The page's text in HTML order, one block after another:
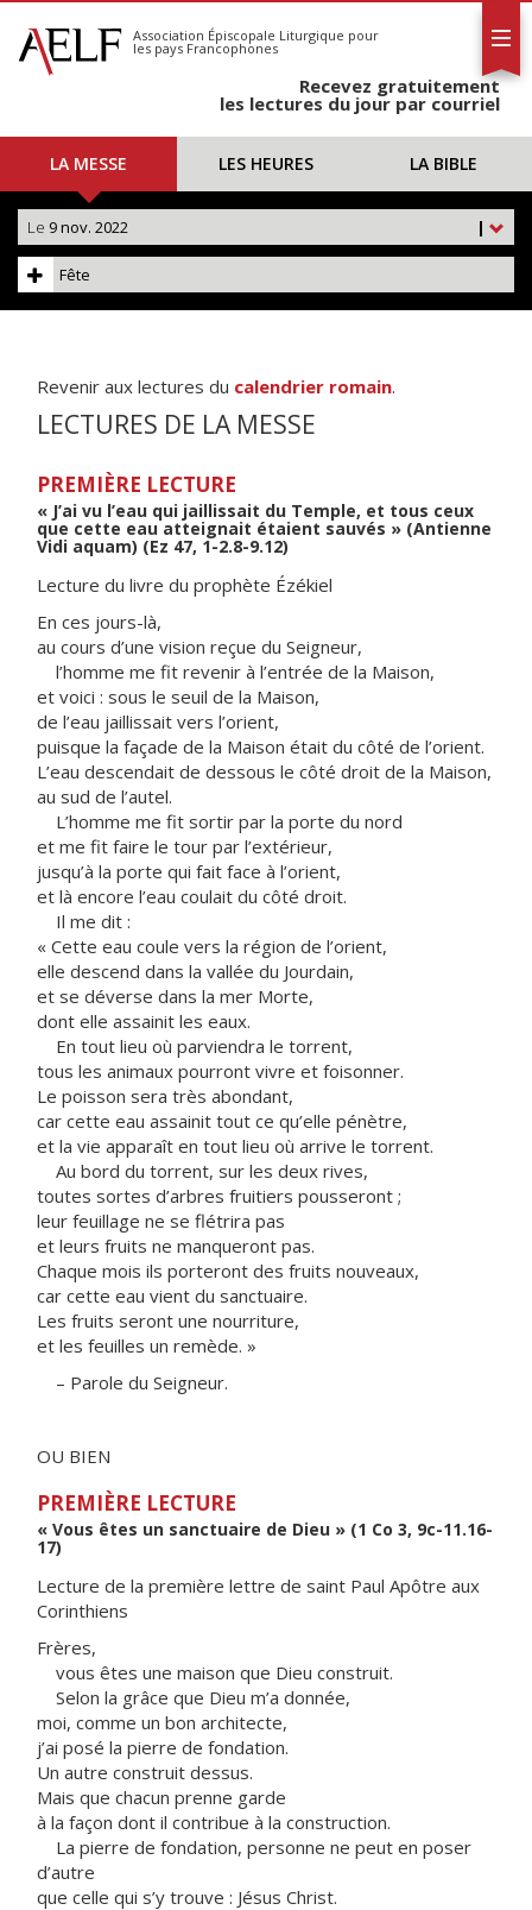
S'abonner
Calendrier
Association Épiscopale Liturgique pour
les pays Francophones
Recevez gratuitement
les lectures du jour par courriel
LA MESSE LES HEURES LA BIBLE
|
Le 9 nov. 2022
Fête
Revenir aux lectures du calendrier romain.
LECTURES DE LA MESSE
PREMIÈRE LECTURE
« J’ai vu l’eau qui jaillissait du Temple, et tous ceux
que cette eau atteignait étaient sauvés » (Antienne
Vidi aquam) (Ez 47, 1-2.8-9.12)
Lecture du livre du prophète Ézékiel
En ces jours-là,
au cours d’une vision reçue du Seigneur,
l’homme me fit revenir à l’entrée de la Maison,
et voici : sous le seuil de la Maison,
de l’eau jaillissait vers l’orient,
puisque la façade de la Maison était du côté de l’orient.
L’eau descendait de dessous le côté droit de la Maison,
au sud de l’autel.
L’homme me fit sortir par la porte du nord
et me fit faire le tour par l’extérieur,
jusqu’à la porte qui fait face à l’orient,
et là encore l’eau coulait du côté droit.
Il me dit :
« Cette eau coule vers la région de l’orient,
elle descend dans la vallée du Jourdain,
et se déverse dans la mer Morte,
dont elle assainit les eaux.
En tout lieu où parviendra le torrent,
tous les animaux pourront vivre et foisonner.
Le poisson sera très abondant,
car cette eau assainit tout ce qu’elle pénètre,
et la vie apparaît en tout lieu où arrive le torrent.
Au bord du torrent, sur les deux rives,
toutes sortes d’arbres fruitiers pousseront ;
leur feuillage ne se flétrira pas
et leurs fruits ne manqueront pas.
Chaque mois ils porteront des fruits nouveaux,
car cette eau vient du sanctuaire.
Les fruits seront une nourriture,
et les feuilles un remède. »
– Parole du Seigneur.
OU BIEN
PREMIÈRE LECTURE
« Vous êtes un sanctuaire de Dieu » (1 Co 3, 9c-11.16-
17)
Lecture de la première lettre de saint Paul Apôtre aux
Corinthiens
Frères,
vous êtes une maison que Dieu construit.
Selon la grâce que Dieu m’a donnée,
moi, comme un bon architecte,
j’ai posé la pierre de fondation.
Un autre construit dessus.
Mais que chacun prenne garde
à la façon dont il contribue à la construction.
La pierre de fondation, personne ne peut en poser
d’autre
que celle qui s’y trouve : Jésus Christ.